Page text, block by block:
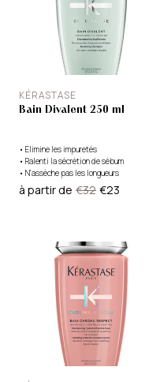
KÉRASTASE
Bain Divalent 250 ml
• Elimine les impuretés
• Ralenti la sécrétion de sébum
• N'assèche pas les longueurs
à partir de €32 €23